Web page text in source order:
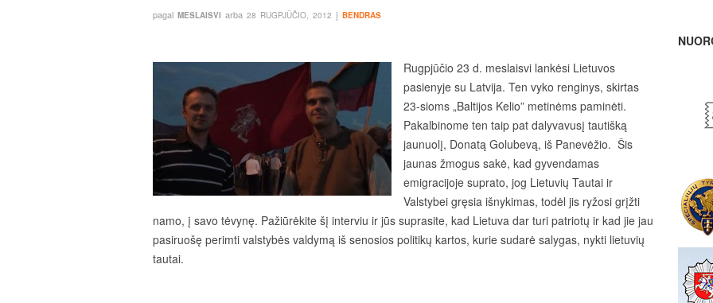
pagal MESLAISVI arba 28 RUGPJŪČIO, 2012 į BENDRAS
Rugpjūčio 23 d. meslaisvi lankėsi Lietuvos
pasienyje su Latvija. Ten vyko renginys, skirtas
23-sioms „Baltijos Kelio” metinėms paminėti.
Pakalbinome ten taip pat dalyvavusį tautišką
jaunuolį, Donatą Golubevą, iš Panevėžio. Šis
jaunas žmogus sakė, kad gyvendamas
emigracijoje suprato, jog Lietuvių Tautai ir
Valstybei gręsia išnykimas, todėl jis ryžosi grįžti
namo, į savo tėvynę. Pažiūrėkite šį interviu ir jūs suprasite, kad Lietuva dar turi patriotų ir kad jie jau
pasiruošę perimti valstybės valdymą iš senosios politikų kartos, kurie sudarė salygas, nykti lietuvių
tautai.